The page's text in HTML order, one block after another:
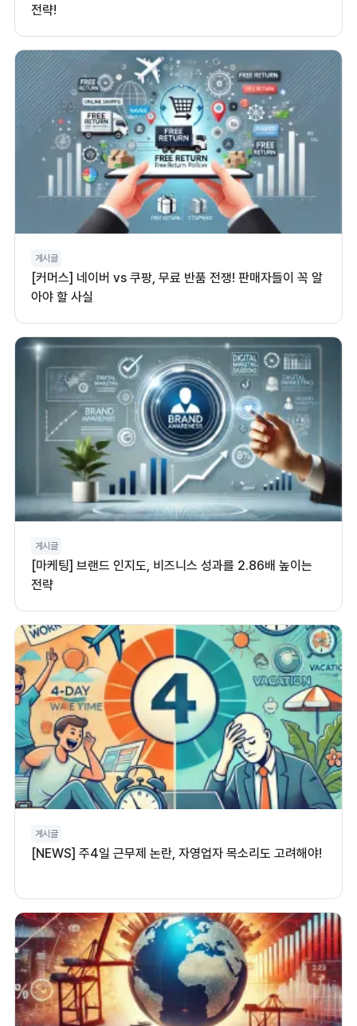
전략!
게시글
[커머스] 네이버 vs 쿠팡, 무료 반품 전쟁! 판매자들이 꼭 알
아야 할 사실
게시글
[마케팅] 브랜드 인지도, 비즈니스 성과를 2.86배 높이는
전략
게시글
[NEWS] 주4일 근무제 논란, 자영업자 목소리도 고려해야!